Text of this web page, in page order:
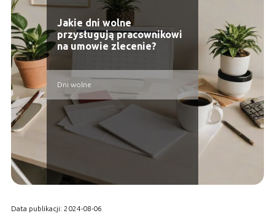
Jakie dni wolne
przysługują pracownikowi
na umowie zlecenie?
Dni wolne
Data publikacji: 2024-08-06